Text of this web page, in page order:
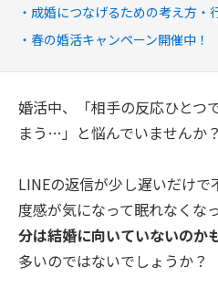
成婚につなげるための考え方・
春の婚活キャンペーン開催中！
婚活中、「相手の反応ひとつ
まう…」と悩んでいませんか？
LINEの返信が少し遅いだけ
度感が気になって眠れなくな
分は結婚に向いていないのか
多いのではないでしょうか？